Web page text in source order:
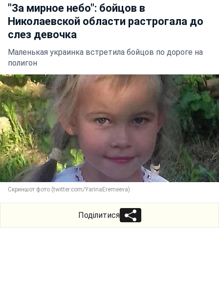
"За мирное небо": бойцов в
Николаевской области растрогала до
слез девочка
Маленькая украинка встретила бойцов по дороге на
полигон
Скриншот фото (twitter.com/YarinaEremeeva)
Поділитися